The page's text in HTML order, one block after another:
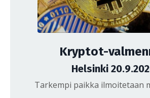
Kryptot-
Helsinki
Tarkempi paikka ilmoitetaan